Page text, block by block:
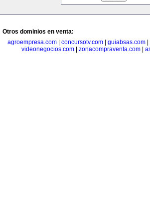
Otros dominios en venta:
agroempresa.com
concursotv.com guiabsas.com
videonegocios.com
zonacompraventa.com